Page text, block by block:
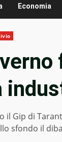
Economia
il Gip di
sfondo il